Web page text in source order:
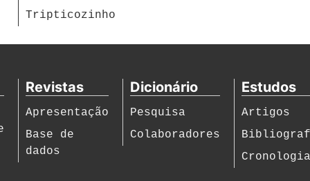
Tripticozinho
Revistas
Apresentação
Base de
dados
Dicionário
Pesquisa
Colaboradores
Estudos
Artigos